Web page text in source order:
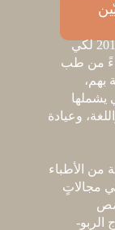
تأسس مركز المنامة الطبي في العام 2017 لكي
من طب
بهم،
يشملها
وعيادة
من الأطباء
مجالاتٍ